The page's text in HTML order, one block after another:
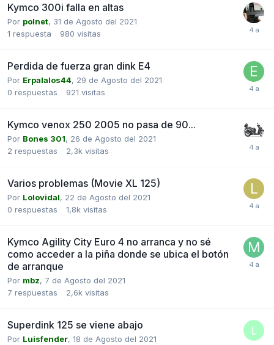
Kymco 300i falla en altas
Por polnet, 31 de Agosto del 2021
1 respuesta 980 visitas
Perdida de fuerza gran dink E4
Por Erpalalos44, 29 de Agosto del 2021
0 respuestas 921 visitas
Kymco venox 250 2005 no pasa de 90...
Por Bones 301, 26 de Agosto del 2021
2 respuestas 2,3k visitas
Varios problemas (Movie XL 125)
Por Lolovidal, 22 de Agosto del 2021
0 respuestas 1,8k visitas
Kymco Agility City Euro 4 no arranca y no sé
como acceder a la piña donde se ubica el botón
de arranque
Por mbz, 7 de Agosto del 2021
7 respuestas 2,6k visitas
Superdink 125 se viene abajo
Por Luisfender, 18 de Agosto del 2021